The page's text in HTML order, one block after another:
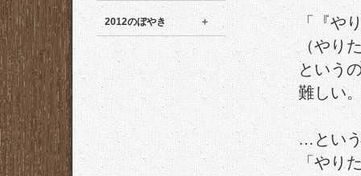
2012のぼやき
「『や
（やり
という
難しい
…とい
「やり